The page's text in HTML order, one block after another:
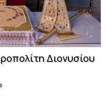
Διονυσίου